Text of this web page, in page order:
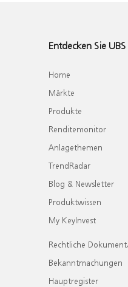
Entdecken Sie
Home
Märkte
Produkte
Renditemonitor
Anlagethemen
TrendRadar
Blog & Newsletter
Produktwissen
My KeyInvest
Rechtliche
Bekanntmachungen
Hauptregister